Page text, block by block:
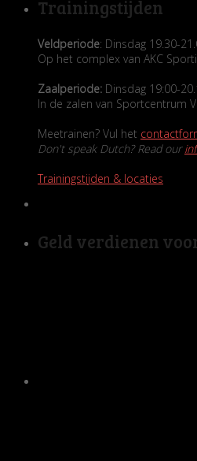
Trainingstijden
Veldperiode: Dinsdag 19.30-
Op het complex van AKC
Zaalperiode: Dinsdag 19:00-
In de zalen van Sportcentrum
Meetrainen? Vul het
Don't speak Dutch? Read our
Trainingstijden & locaties
Geld verdienen